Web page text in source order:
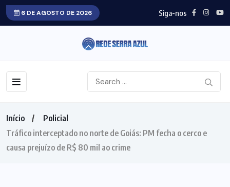
6 DE AGOSTO DE 2026 Siga-nos
Início
Policial
Tráfico interceptado no norte de Goiás: PM fecha o cerco e
causa prejuízo de R$ 80 mil ao crime